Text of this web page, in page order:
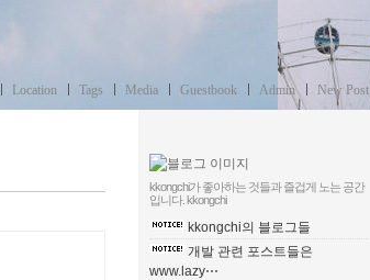
Location Tags Media Guestbook Admin New Post
kkongchi가 좋아하는 것들과 즐겁게 노는 공간
입니다. kkongchi
kkongchi의 블로그들
개발 관련 포스트들은
www.lazy⋯